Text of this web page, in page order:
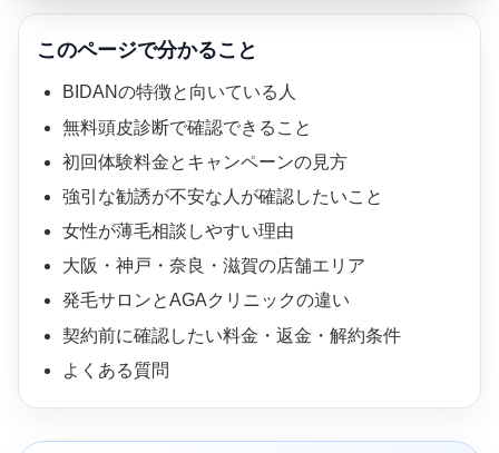
このページで分かること
BIDANの特徴と向いている人
無料頭皮診断で確認できること
初回体験料金とキャンペーンの見方
強引な勧誘が不安な人が確認したいこと
女性が薄毛相談しやすい理由
大阪・神戸・奈良・滋賀の店舗エリア
発毛サロンとAGAクリニックの違い
契約前に確認したい料金・返金・解約条件
よくある質問